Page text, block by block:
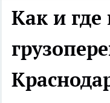
Как и где